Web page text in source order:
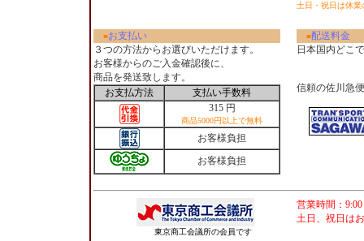
土日・祝日は休
■お支払い
３つの方法からお選びいただけます。
お客様からのご入金確認後に、
商品を発送致します。
お支払方法
支払い手数料
315 円
商品5000円以上で無料
お客様負担
お客様負担
■配送料金
日本国内どこ
信頼の佐川急
東京商工会議所の会員です
営業時間：
土日、祝日は